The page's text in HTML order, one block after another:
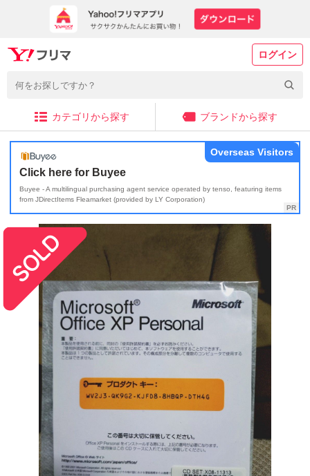
ログイン
カテゴリから探す ブランドから探す
Click here for Buyee
Buyee - A multilingual purchasing agent service operated by tenso, featuring items
from JDirectItems Fleamarket (provided by LY Corporation)
Overseas Visitors